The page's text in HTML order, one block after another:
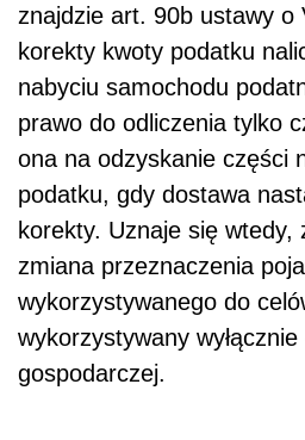
znajdzie art. 90b ustawy o
korekty kwoty podatku
nabyciu samochodu
prawo do odliczenia tylko
ona na odzyskanie części
podatku, gdy dostawa
korekty. Uznaje się wtedy,
zmiana przeznaczenia
wykorzystywanego do
wykorzystywany wyłącznie
gospodarczej.